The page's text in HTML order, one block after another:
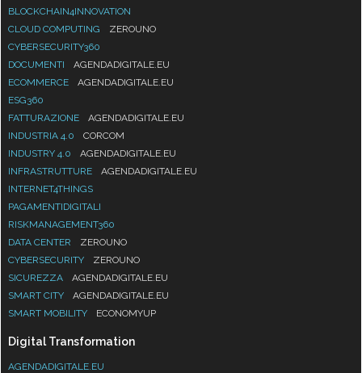
BLOCKCHAIN4INNOVATION
CLOUD COMPUTING
ZEROUNO
CYBERSECURITY360
DOCUMENTI
AGENDADIGITALE.EU
ECOMMERCE
AGENDADIGITALE.EU
ESG360
FATTURAZIONE
AGENDADIGITALE.EU
INDUSTRIA 4.0
CORCOM
INDUSTRY 4.0
AGENDADIGITALE.EU
INFRASTRUTTURE
AGENDADIGITALE.EU
INTERNET4THINGS
PAGAMENTIDIGITALI
RISKMANAGEMENT360
DATA CENTER
ZEROUNO
CYBERSECURITY
ZEROUNO
SICUREZZA
AGENDADIGITALE.EU
SMART CITY
AGENDADIGITALE.EU
SMART MOBILITY
ECONOMYUP
Digital Transformation
AGENDADIGITALE.EU